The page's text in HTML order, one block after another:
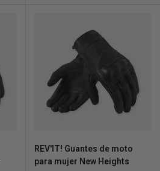
REV'IT! Guantes de moto
para mujer New Heights